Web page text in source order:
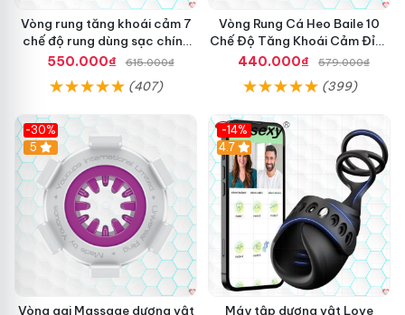
Vòng rung tăng khoái cảm 7
chế độ rung dùng sạc chính
hãng Mỹ
550.000₫ 615.000₫
(407)
Vòng Rung Cá Heo Baile 10
Chế Độ Tăng Khoái Cảm Đỉnh
Cao
440.000₫ 579.000₫
(399)
-30%
5
Vòng gai Massage dương vật
-14%
4.7
Máy tập dương vật Love